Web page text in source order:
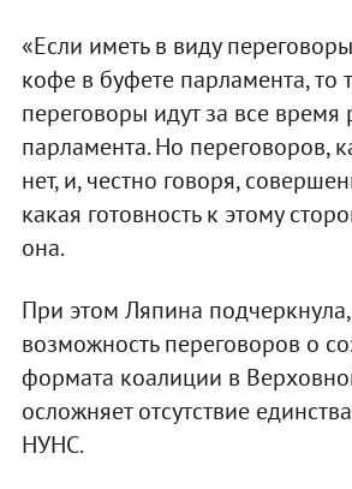
«Если иметь в виду
кофе в буфете парламента, то
переговоры идут за все время
парламента. Но переговоров,
нет, и, честно говоря,
какая готовность к этому
она.
При этом Ляпина подчеркнула,
возможность переговоров о
формата коалиции в
осложняет отсутствие
НУНС.